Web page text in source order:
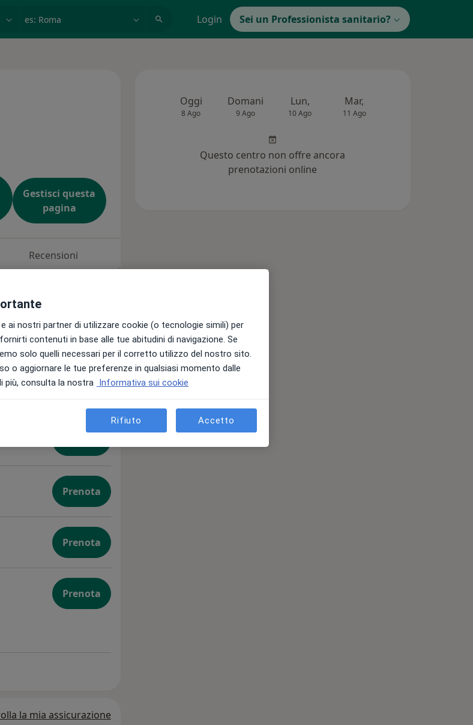
Login Sei un Professionista sanitario?
Gestisci questa
pagina
Recensioni
Prenota
Prenota
Prenota
Prenota
la mia assicurazione
Oggi
8 Ago
Domani
9 Ago
Lun,
10 Ago
Mar,
11 Ago
Questo centro non offre ancora
prenotazioni online
ai nostri partner di utilizzare cookie (o tecnologie simili) per
contenuti in base alle tue abitudini di navigazione. Se
solo quelli necessari per il corretto utilizzo del nostro sito.
o aggiornare le tue preferenze in qualsiasi momento dalle
più, consulta la nostra Informativa sui cookie
Rifiuto Accetto